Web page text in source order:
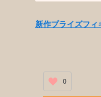
新作プライズフィ
0